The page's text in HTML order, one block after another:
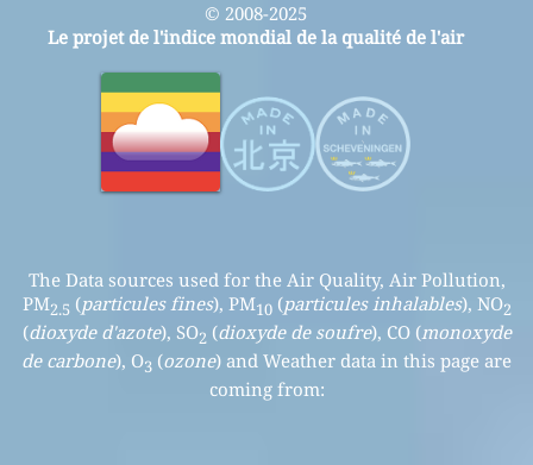
© 2008-2025
Le projet de l'indice mondial de la qualité de l'air
The Data sources used for the Air Quality, Air Pollution,
PM2.5 (particules fines), PM10(particules inhalables), NO2
(dioxyde d'azote), SO2 (dioxyde de soufre), CO (monoxyde
de carbone), O3 (ozone) and Weather data in this page are
coming from: